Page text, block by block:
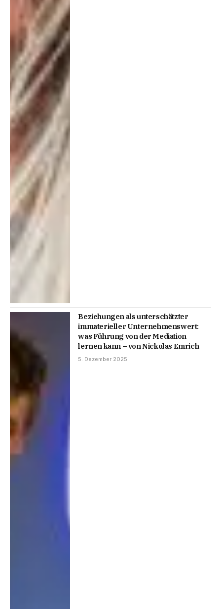
Beziehungen als unterschätzter
immaterieller Unternehmenswert:
was Führung von der Mediation
lernen kann – von Nickolas Emrich
5. Dezember 2025